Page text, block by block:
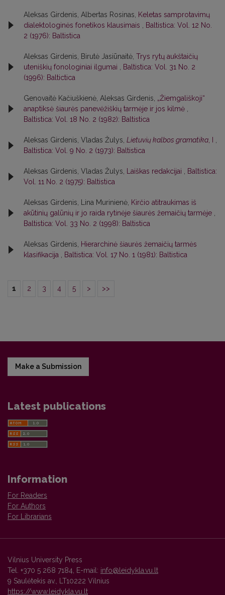
Aleksas Girdenis, Albertas Rosinas,
Keletas samprotavimų
dialektologinės fonetikos klausimais
Baltistica: Vol. 12 No.
2 (1976): Baltistica
Aleksas Girdenis, Birutė Jasiūnaitė, Trys rytų aukštaičių
uteniškių fonologiniai ilgumai
Baltistica: Vol. 31 No. 2
(1996): Baltictica
Genovaitė Kačiuškienė, Aleksas Girdenis, „Žiemgališkoji“
anaptiksė šiaurės panevėžiškių tarmėje ir jos kilmė
Baltistica: Vol. 18 No. 2 (1982): Baltistica
Aleksas Girdenis, Vladas Žulys, Lietuvių kalbos gramatika
Baltistica: Vol. 9 No. 2 (1973): Baltistica
Aleksas Girdenis, Vladas Žulys, Laiškas redakcijai
Baltistica:
Vol. 11 No. 2 (1975): Baltistica
Aleksas Girdenis, Lina Murinienė, Kirčio atitraukimas iš
akūtinių galūnių ir jo raida rytinėje šiaurės žemaičių tarmėje
Baltistica: Vol. 33 No. 2 (1998): Baltistica
Aleksas Girdenis,
Hierarchinė šiaurės žemaičių tarmės
klasifikacija
Baltistica: Vol. 17 No. 1 (1981): Baltistica
1 2 3 4 5 > >>
Make a Submission
Latest publications
Information
For Readers
For Authors
For Librarians
Vilnius University Press
Tel. +370 5 268 7184, E-mail: info@leidykla.vu.lt
9 Saulėtekis av., LT10222 Vilnius
https://www.leidykla.vu.lt